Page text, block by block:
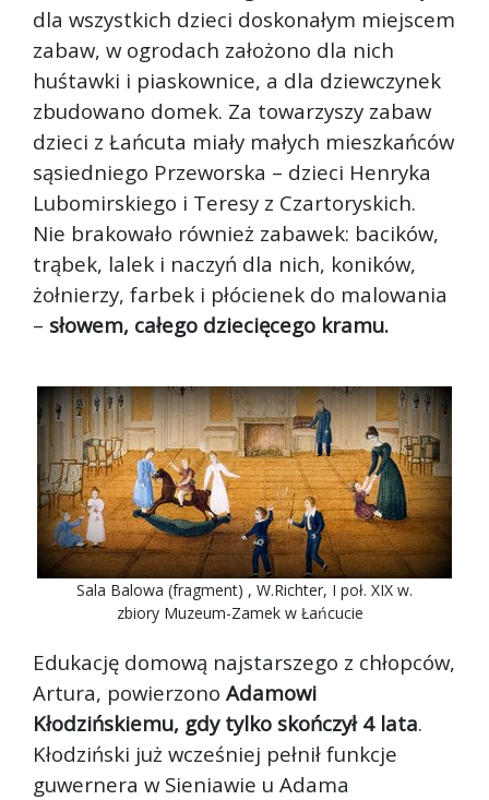
dla wszystkich dzieci doskonałym miejscem
zabaw, w ogrodach założono dla nich
huśtawki i piaskownice, a dla dziewczynek
zbudowano domek. Za towarzyszy zabaw
dzieci z Łańcuta miały małych mieszkańców
sąsiedniego Przeworska – dzieci Henryka
Lubomirskiego i Teresy z Czartoryskich.
Nie brakowało również zabawek: bacików,
trąbek, lalek i naczyń dla nich, koników,
żołnierzy, farbek i płócienek do malowania
– słowem, całego dziecięcego kramu.
Sala Balowa (fragment) , W.Richter, I poł. XIX w.
zbiory Muzeum-Zamek w Łańcucie
Edukację domową najstarszego z chłopców,
Artura, powierzono Adamowi
Kłodzińskiemu, gdy tylko skończył 4 lata.
Kłodziński już wcześniej pełnił funkcje
guwernera w Sieniawie u Adama